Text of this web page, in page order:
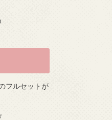
フルセットが